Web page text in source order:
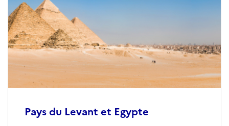
Pays du Levant et Egypte